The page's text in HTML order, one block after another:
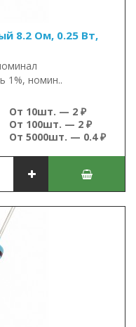
8.2 Ом, 0.25 Вт,
1%, номин..
От 10шт. — 2 ₽
От 100шт. — 2 ₽
От 5000шт. — 0.4 ₽